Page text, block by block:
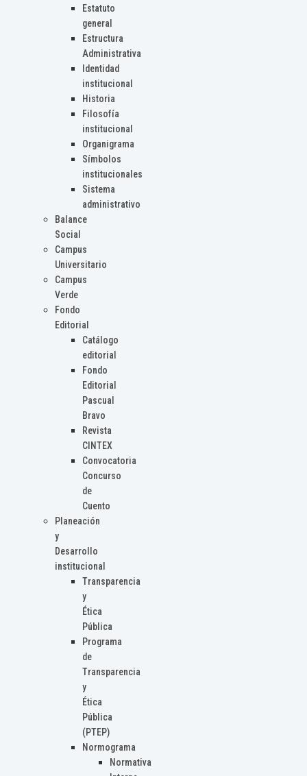
Estatuto
general
Estructura
Administrativa
Identidad
institucional
Historia
Filosofía
institucional
Organigrama
Símbolos
institucionales
Sistema
administrativo
Balance
Social
Campus
Universitario
Campus
Verde
Fondo
Editorial
Catálogo
editorial
Fondo
Editorial
Pascual
Bravo
Revista
CINTEX
Convocatoria
Concurso
de
Cuento
Planeación
y
Desarrollo
institucional
Transparencia
y
Ética
Pública
Programa
de
Transparencia
y
Ética
Pública
(PTEP)
Normograma
Normativa